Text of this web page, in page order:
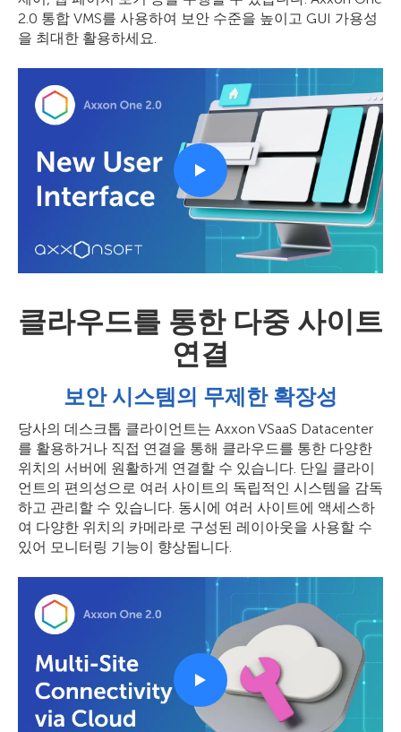
2.0 통합 VMS를 사용하여 보안 수준을 높이고 GUI 가용성
을 최대한 활용하세요.
클라우드를 통한 다중 사이트
연결
보안 시스템의 무제한 확장성
당사의 데스크톱 클라이언트는 Axxon VSaaS Datacenter
를 활용하거나 직접 연결을 통해 클라우드를 통한 다양한
위치의 서버에 원활하게 연결할 수 있습니다. 단일 클라이
언트의 편의성으로 여러 사이트의 독립적인 시스템을 감독
하고 관리할 수 있습니다. 동시에 여러 사이트에 액세스하
여 다양한 위치의 카메라로 구성된 레이아웃을 사용할 수
있어 모니터링 기능이 향상됩니다.